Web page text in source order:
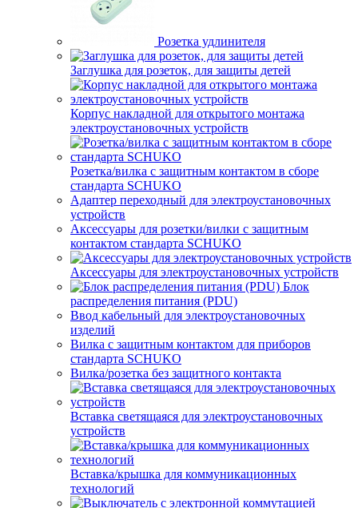
Розетка удлинителя
Заглушка для розеток, для защиты детей
Корпус накладной для открытого монтажа
электроустановочных устройств
Розетка/вилка с защитным контактом в сборе
стандарта SCHUKO
Адаптер переходный для электроустановочных
устройств
Аксессуары для розетки/вилки с защитным
контактом стандарта SCHUKO
Аксессуары для электроустановочных устройств
Блок
распределения питания (PDU)
Ввод кабельный для электроустановочных
изделий
Вилка с защитным контактом для приборов
стандарта SCHUKO
Вилка/розетка без защитного контакта
Вставка светящаяся для электроустановочных
устройств
Вставка/крышка для коммуникационных
технологий